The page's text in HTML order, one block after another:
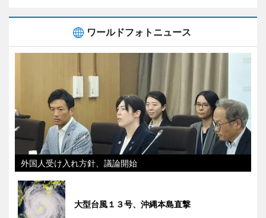
ワールドフォトニュース
外国人受け入れ方針、議論開始
大型台風１３号、沖縄本島直撃